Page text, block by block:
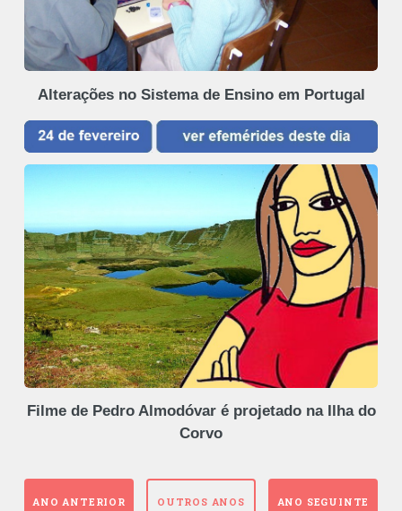
Alterações no Sistema de Ensino em Portugal
Filme de Pedro Almodóvar é projetado na Ilha do
Corvo
ANO ANTERIOR OUTROS ANOS ANO SEGUINTE